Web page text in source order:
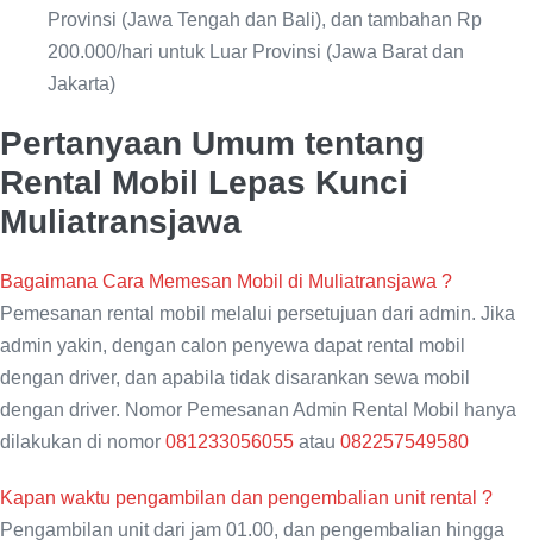
Provinsi (Jawa Tengah dan Bali), dan tambahan Rp
200.000/hari untuk Luar Provinsi (Jawa Barat dan
Jakarta)
Pertanyaan Umum tentang
Rental Mobil Lepas Kunci
Muliatransjawa
Bagaimana Cara Memesan Mobil di Muliatransjawa ?
Pemesanan rental mobil melalui persetujuan dari admin. Jika
admin yakin, dengan calon penyewa dapat rental mobil
dengan driver, dan apabila tidak disarankan sewa mobil
dengan driver. Nomor Pemesanan Admin Rental Mobil hanya
dilakukan di nomor 081233056055 atau 082257549580
Kapan waktu pengambilan dan pengembalian unit rental ?
Pengambilan unit dari jam 01.00, dan pengembalian hingga